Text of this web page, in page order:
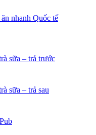
nhanh Quốc tế
sữa – trả trước
sữa – trả sau